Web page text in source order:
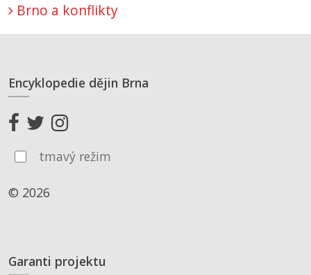
Brno a konflikty
Encyklopedie dějin Brna
tmavý režim
© 2026
Garanti projektu